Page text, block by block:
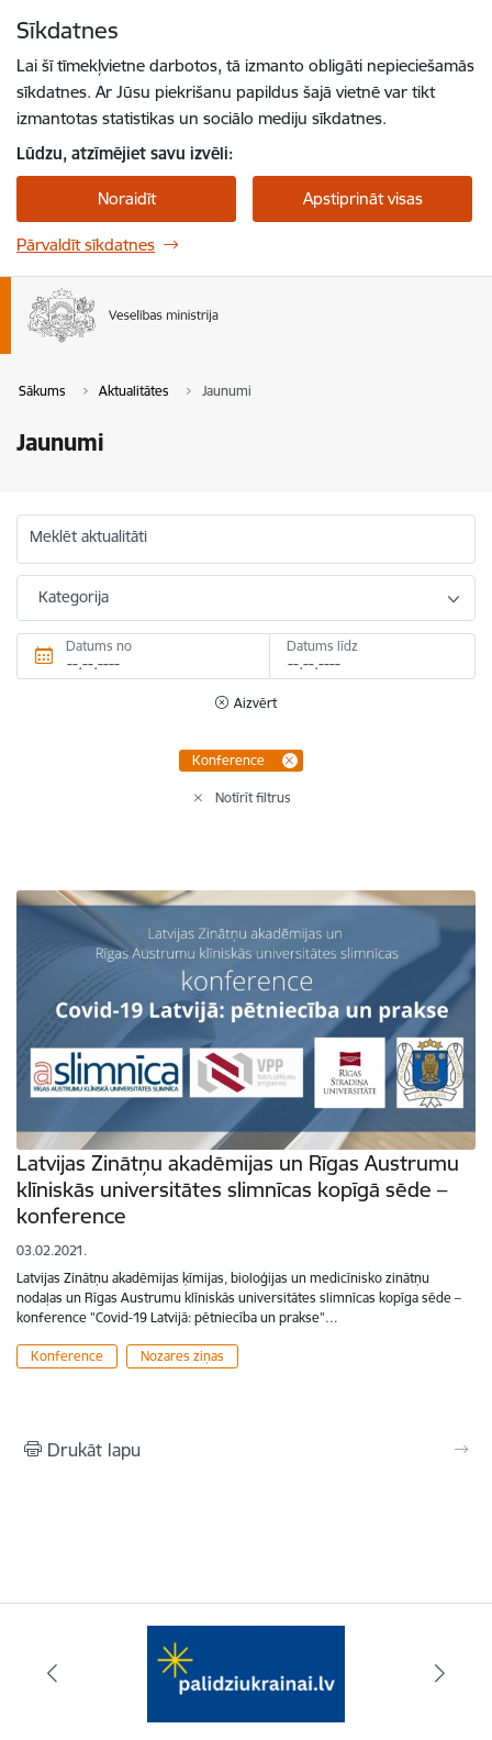
Sīkdatnes
Lai šī tīmekļvietne darbotos, tā izmanto obligāti nepieciešamās
sīkdatnes. Ar Jūsu piekrišanu papildus šajā vietnē var tikt
izmantotas statistikas un sociālo mediju sīkdatnes.
Lūdzu, atzīmējiet savu izvēli:
Noraidīt Apstiprināt visas
Pārvaldīt sīkdatnes
Sākums Aktualitātes Jaunumi
Jaunumi
Meklēt aktualitāti
Kategorija
Datums no Datums līdz
Aizvērt
Konference
Notīrīt filtrus
Latvijas Zinātņu akadēmijas un Rīgas Austrumu
klīniskās universitātes slimnīcas kopīgā sēde –
konference
03.02.2021.
Latvijas Zinātņu akadēmijas ķīmijas, bioloģijas un medicīnisko zinātņu
nodaļas un Rīgas Austrumu klīniskās universitātes slimnīcas kopīga sēde –
konference "Covid-19 Latvijā: pētniecība un prakse"…
Konference Nozares ziņas
Drukāt lapu